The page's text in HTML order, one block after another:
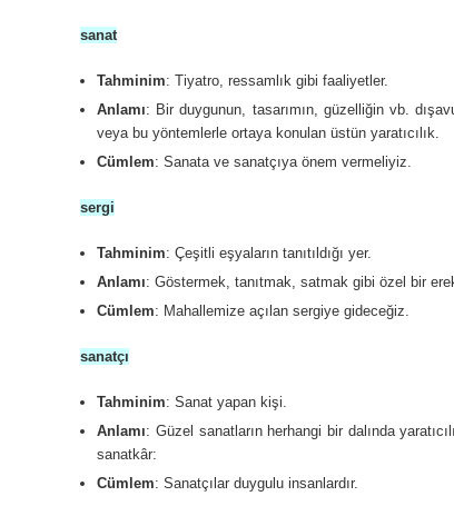
sanat
Tahminim: Tiyatro, ressamlık gibi faaliyetler.
Anlamı: Bir duygunun, tasarımın, güzelliğin vb.
veya bu yöntemlerle ortaya konulan üstün yaratıcılık.
Cümlem: Sanata ve sanatçıya önem vermeliyiz.
sergi
Tahminim: Çeşitli eşyaların tanıtıldığı yer.
Anlamı: Göstermek, tanıtmak, satmak gibi özel bir
Cümlem: Mahallemize açılan sergiye gideceğiz.
sanatçı
Tahminim: Sanat yapan kişi.
Anlamı: Güzel sanatların herhangi bir dalında
sanatkâr:
Cümlem: Sanatçılar duygulu insanlardır.